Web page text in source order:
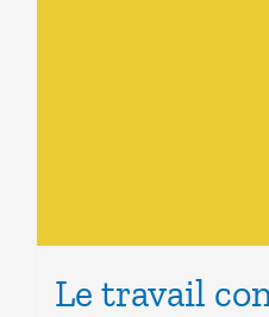
Le travail